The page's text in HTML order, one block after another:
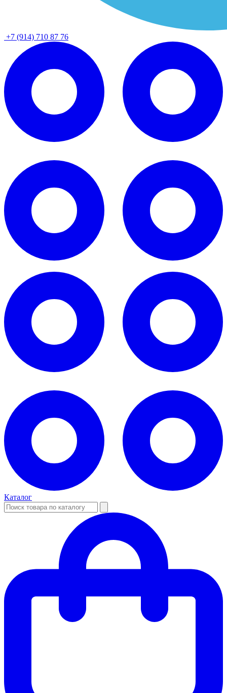
+7 (914) 710 87 76
Каталог